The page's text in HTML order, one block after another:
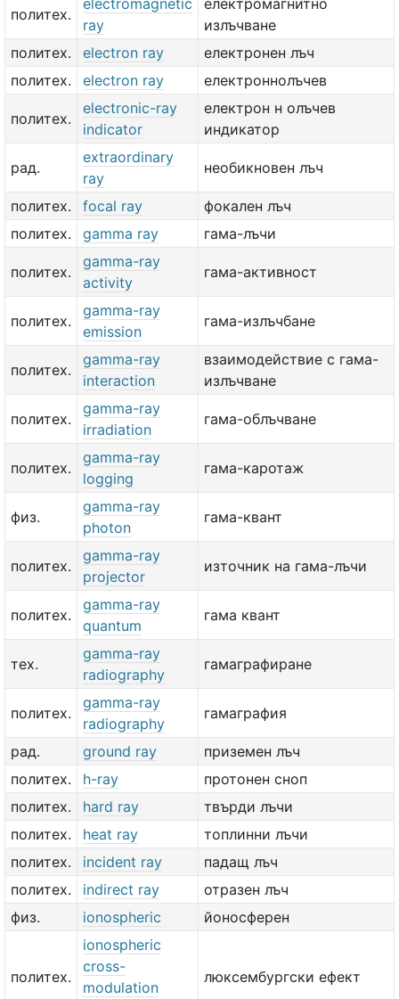
политех.
electromagnetic
ray
електромагнитно
излъчване
политех.
electron ray
електронен лъч
политех.
electron ray електроннолъчев
политех.
electronic-ray
indicator
електрон н олъчев
индикатор
рад.
extraordinary
ray
необикновен лъч
политех. focal ray
фокален лъч
политех.
gamma ray гама-лъчи
политех.
gamma-ray
activity
гама-активност
политех.
gamma-ray
emission
гама-излъчбане
политех.
gamma-ray
interaction
взаимодействие с гама-
излъчване
политех.
gamma-ray
irradiation
гама-облъчване
политех.
gamma-ray
logging
гама-каротаж
физ.
gamma-ray
photon
гама-квант
политех.
gamma-ray
projector
източник на гама-лъчи
политех.
gamma-ray
quantum
гама квант
тех.
gamma-ray
radiography
гамаграфиране
политех.
gamma-ray
radiography
гамаграфия
рад. ground ray
приземен лъч
политех.
h-ray
протонен сноп
политех.
hard ray
твърди лъчи
политех.
heat ray
топлинни лъчи
политех.
incident ray
падащ лъч
политех.
indirect ray
отразен лъч
физ.
ionospheric йоносферен
политех.
ionospheric
cross-
modulation
люксембургски ефект